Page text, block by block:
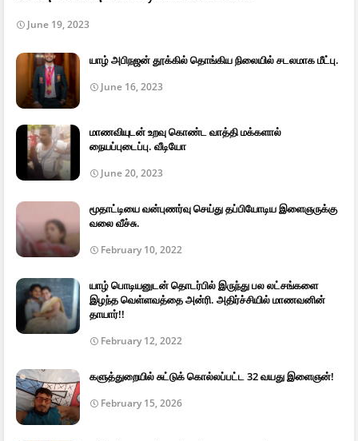
June 19, 2023
யாழ் அபிநஜன் தூக்கில் தொங்கிய நிலையில் சடலமாக மீட்பு.
June 16, 2023
மாணவியுடன் உறவு கொண்ட வாத்தி மக்களால்
நையப்புடைப்பு. வீடியோ
June 20, 2023
மூதாட்டியை வன்புணர்வு செய்து தப்பியோடிய இளைஞருக்கு
வலை வீச்சு.
February 10, 2022
யாழ் பொடியனுடன் தொடர்பில் இருந்து பல லட்சங்களை
இழந்த வெள்ளவத்தை அன்ரி. அதிர்ச்சியில் மாணவனின்
தாயார்!!
February 12, 2022
களுத்துறையில் சுட்டுக் கொல்லப்பட்ட 32 வயது இளைஞன்!
February 15, 2026